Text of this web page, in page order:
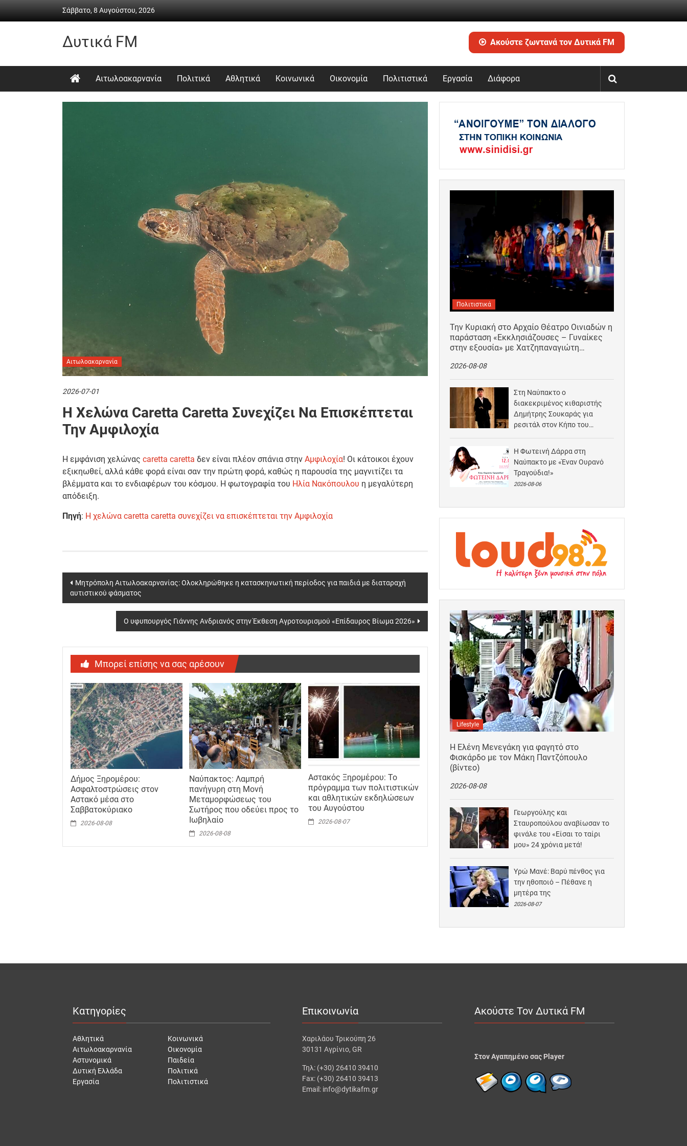
Σάββατο, 8 Αυγούστου, 2026
Δυτικά FM
Καθημερινή
Ακούστε ζωντανά τον Δυτικά FM
Αιτωλοακαρνανία Πολιτικά Αθλητικά Κοινωνικά Οικονομία Πολιτιστικά Εργασία Διάφορα
Αιτωλοακαρνανία
2026-07-01
Η Χελώνα Caretta Caretta Συνεχίζει Να Επισκέπτεται
Την Αμφιλοχία
Η εμφάνιση χελώνας caretta caretta δεν είναι πλέον σπάνια στην Αμφιλοχία! Οι κάτοικοι έχουν
εξικηωθεί, αλλά κάθε φορά είναι σαν την πρώτη φορά, καθώς η παρουσία της μαγνιτίζει τα
βλέμματα και το ενδιαφέρων του κόσμου. Η φωτογραφία του Ηλία Νακόπουλου η μεγαλύτερη
απόδειξη.
Πηγή: Η χελώνα caretta caretta συνεχίζει να επισκέπτεται την Αμφιλοχία
Post
navigation
Μητρόπολη Αιτωλοακαρνανίας: Ολοκληρώθηκε η κατασκηνωτική περίοδος για παιδιά με διαταραχή
αυτιστικού φάσματος
Ο υφυπουργός Γιάννης Ανδριανός στην Έκθεση Αγροτουρισμού «Επίδαυρος Βίωμα 2026»
Μπορεί επίσης να σας αρέσουν
Δήμος Ξηρομέρου:
Ασφαλτοστρώσεις στον
Αστακό μέσα στο
Σαββατοκύριακο
2026-08-08
Ναύπακτος: Λαμπρή
πανήγυρη στη Μονή
Μεταμορφώσεως του
Σωτήρος που οδεύει προς το
Ιωβηλαίο
2026-08-08
Αστακός Ξηρομέρου: Το
πρόγραμμα των πολιτιστικών
και αθλητικών εκδηλώσεων
του Αυγούστου
2026-08-07
Πολιτιστικά
Την Κυριακή στο Αρχαίο Θέατρο Οινιαδών η
παράσταση «Εκκλησιάζουσες – Γυναίκες
στην εξουσία» με Χατζηπαναγιώτη…
2026-08-08
Στη Ναύπακτο ο
διακεκριμένος κιθαριστής
Δημήτρης Σουκαράς για
ρεσιτάλ στον Κήπο του
Η Φωτεινή Δάρρα στη
Ναύπακτο με «Έναν Ουρανό
Τραγούδια!»
2026-08-06
Lifestyle
Η Ελένη Μενεγάκη για φαγητό στο
Φισκάρδο με τον Μάκη Παντζόπουλο
(βίντεο)
2026-08-08
Γεωργούλης και
Σταυροπούλου αναβίωσαν το
φινάλε του «Είσαι το ταίρι
μου» 24 χρόνια μετά!
Υρώ Μανέ: Βαρύ πένθος για
την ηθοποιό – Πέθανε η
μητέρα της
2026-08-07
Κατηγορίες
Αθλητικά
Αιτωλοακαρνανία
Αστυνομικά
Δυτική Ελλάδα
Εργασία
Κοινωνικά
Οικονομία
Παιδεία
Πολιτικά
Πολιτιστικά
Επικοινωνία
Χαριλάου Τρικούπη 26
30131 Αγρίνιο, GR
Τηλ: (+30) 26410 39410
Fax: (+30) 26410 39413
Email: info@dytikafm.gr
Ακούστε Τον Δυτικά FM
Στον Αγαπημένο σας Player